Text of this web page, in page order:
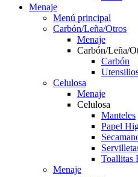
Menaje
Menú principal
Carbón/Leña/Otros
Menaje
Carbón/Leña/
Carbón
Celulosa
Menaje
Celulosa
Manteles
Papel
Toallitas
Menaje